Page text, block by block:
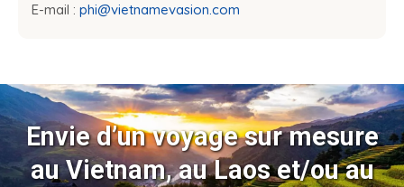
E-mail : phi@vietnamevasion.com
Envie d’un voyage sur mesure
au Vietnam, au Laos et/ou au